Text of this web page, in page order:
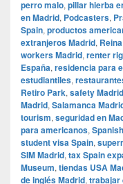
perro malo, pillar hierba
en Madrid, Podcasters,
Spain, productos
extranjeros Madrid,
workers Madrid, renter
España, residencia para
estudiantiles,
Retiro Park, safety Madrid
Madrid, Salamanca
tourism, seguridad en
para americanos,
student visa Spain,
SIM Madrid, tax Spain
Museum, tiendas USA
de inglés Madrid, trabajar